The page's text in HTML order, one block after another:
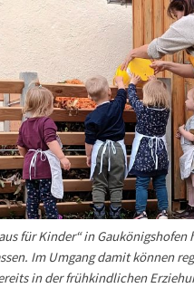
für Kinder“ in
Im Umgang damit können
in der frühkindlichen